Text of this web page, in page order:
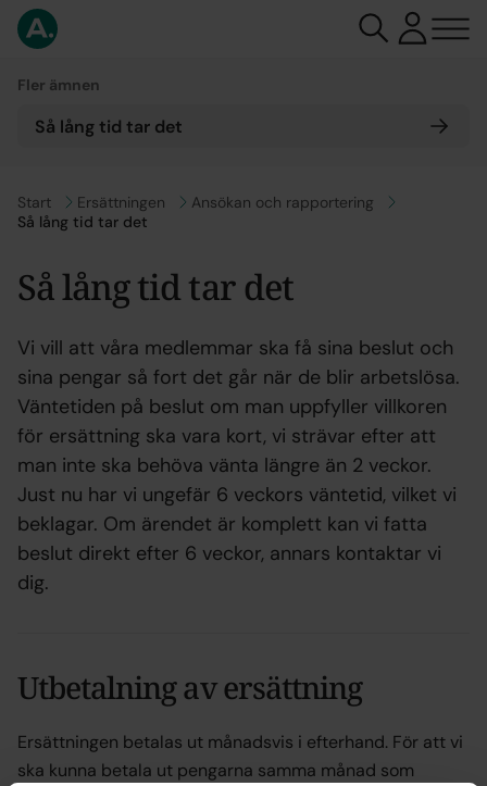
Fler ämnen
Så lång tid tar det
Gå till
Start Gå till
Ersättningen Gå till
Ansökan och rapportering
Så lång tid tar det
Så lång tid tar det
Vi vill att våra medlemmar ska få sina beslut och
sina pengar så fort det går när de blir arbetslösa.
Väntetiden på beslut om man uppfyller villkoren
för ersättning ska vara kort, vi strävar efter att
man inte ska behöva vänta längre än 2 veckor.
Just nu har vi ungefär 6 veckors väntetid, vilket vi
beklagar. Om ärendet är komplett kan vi fatta
beslut direkt efter 6 veckor, annars kontaktar vi
dig.
Utbetalning av ersättning
Ersättningen betalas ut månadsvis i efterhand. För att vi
ska kunna betala ut pengarna samma månad som